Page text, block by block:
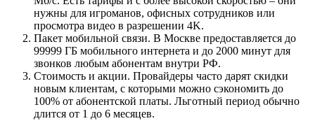
нужны для игроманов, офисных сотрудников или
просмотра видео в разрешении 4K.
Пакет мобильной связи. В Москве предоставляется до
99999 ГБ мобильного интернета и до 2000 минут для
звонков любым абонентам внутри РФ.
Стоимость и акции. Провайдеры часто дарят скидки
новым клиентам, с которыми можно сэкономить до
100% от абонентской платы. Льготный период обычно
длится от 1 до 6 месяцев.